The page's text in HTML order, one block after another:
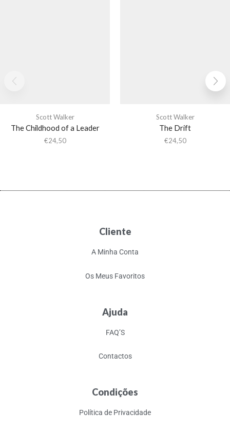
Scott Walker
The Childhood of a Leader
€24,50
Scott Walker
The Drift
€24,50
Cliente
A Minha Conta
Os Meus Favoritos
Ajuda
FAQ’S
Contactos
Condições
Política de Privacidade